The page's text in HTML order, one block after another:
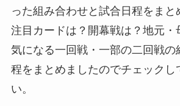
った組み合わせと試合日程をまと
注目カードは？開幕戦は？地元・
気になる一回戦・一部の二回戦の
程をまとめましたのでチェックし
い。